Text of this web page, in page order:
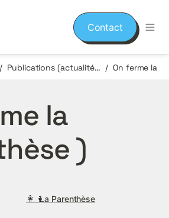
Contact
/ Publications (actualités et événements) /
la
)
👩‍👦La Parenthèse